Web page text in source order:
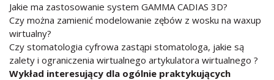
Jakie ma zastosowanie system GAMMA CADIAS 3D?
Czy można zamienić modelowanie zębów z wosku na waxup
wirtualny?
Czy stomatologia cyfrowa zastąpi stomatologa, jakie są
zalety i ograniczenia wirtualnego artykulatora wirtualnego ?
Wykład interesujący dla ogólnie praktykujących